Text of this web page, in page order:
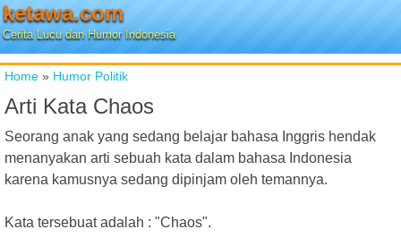
ketawa.com
Cerita Lucu dan Humor Indonesia
Home » Humor Politik
Arti Kata Chaos
Seorang anak yang sedang belajar bahasa Inggris hendak
menanyakan arti sebuah kata dalam bahasa Indonesia
karena kamusnya sedang dipinjam oleh temannya.
Kata tersebuat adalah : "Chaos".